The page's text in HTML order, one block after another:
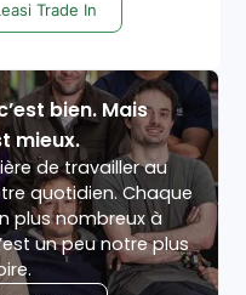
Trade In
bien. Mais
mieux.
de travailler au
quotidien. Chaque
plus nombreux à
un peu notre plus